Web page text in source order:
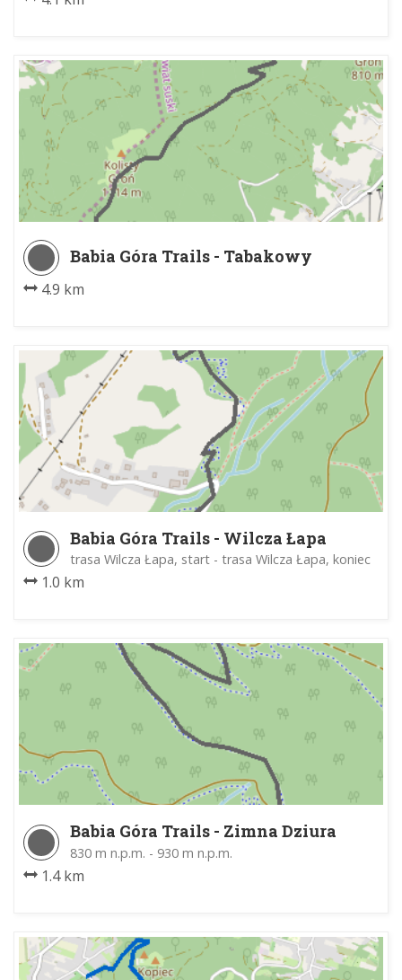
Babia Góra Trails - Tabakowy
4.9 km
Babia Góra Trails - Wilcza Łapa
trasa Wilcza Łapa, start - trasa Wilcza Łapa, koniec
1.0 km
Babia Góra Trails - Zimna Dziura
830 m n.p.m. - 930 m n.p.m.
1.4 km